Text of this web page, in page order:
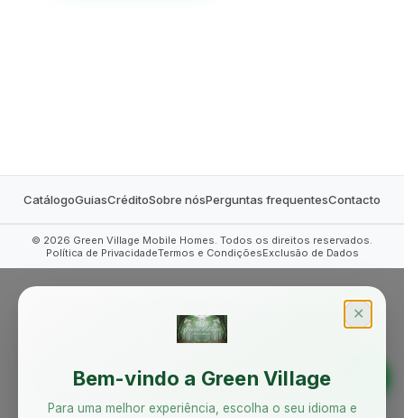
CatálogoGuiasCréditoSobre nósPerguntas frequentesContacto
© 2026 Green Village Mobile Homes. Todos os direitos reservados.
Política de PrivacidadeTermos e CondiçõesExclusão de Dados
✕
Bem-vindo a Green Village
Para uma melhor experiência, escolha o seu idioma e